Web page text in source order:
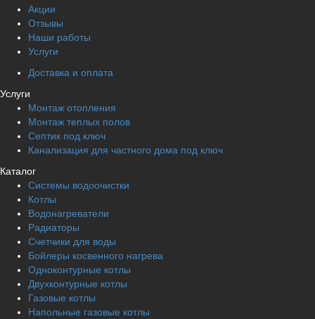
Акции
Отзывы
Наши работы
Услуги
Доставка и оплата
Услуги
Монтаж отопления
Монтаж теплых полов
Септик под ключ
Канализация для частного дома под ключ
Каталог
Системы водоочистки
Котлы
Водонагреватели
Радиаторы
Cчетчики для воды
Бойлеры косвенного нагрева
Одноконтурные котлы
Двухконтурные котлы
Газовые котлы
Напольные газовые котлы